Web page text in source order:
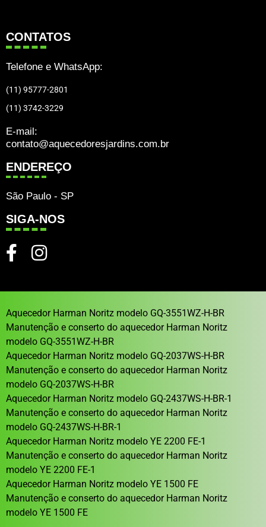
CONTATOS
Telefone e WhatsApp:
(11) 95777-2801
(11) 3742-3229
E-mail:
contato@aquecedoresjardins.com.br
ENDEREÇO
São Paulo - SP
SIGA-NOS
Aquecedor Harman Noritz modelo GQ-3551WZ-H-BR
Manutenção e conserto do aquecedor Harman Noritz
modelo GQ-3551WZ-H-BR
Aquecedor Harman Noritz modelo GQ-2037WS-H-BR
Manutenção e conserto do aquecedor Harman Noritz
modelo GQ-2037WS-H-BR
Aquecedor Harman Noritz modelo GQ-2437WS-H-BR-1
Manutenção e conserto do aquecedor Harman Noritz
modelo GQ-2437WS-H-BR-1
Aquecedor Harman Noritz modelo YE 2200 FE-1
Manutenção e conserto do aquecedor Harman Noritz
modelo YE 2200 FE-1
Aquecedor Harman Noritz modelo YE 1500 FE
Manutenção e conserto do aquecedor Harman Noritz
modelo YE 1500 FE